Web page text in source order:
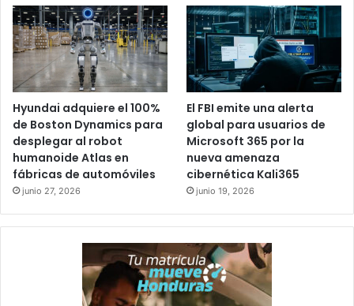
Hyundai adquiere el 100%
de Boston Dynamics para
desplegar al robot
humanoide Atlas en
fábricas de automóviles
junio 27, 2026
El FBI emite una alerta
global para usuarios de
Microsoft 365 por la
nueva amenaza
cibernética Kali365
junio 19, 2026